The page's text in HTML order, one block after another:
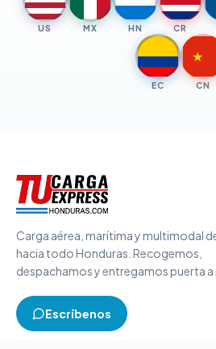
US MX HN CR
EC
★
CN
Carga aérea, marítima y multimodal
hacia todo Honduras. Recogemos,
despachamos y entregamos puerta a
Escríbenos